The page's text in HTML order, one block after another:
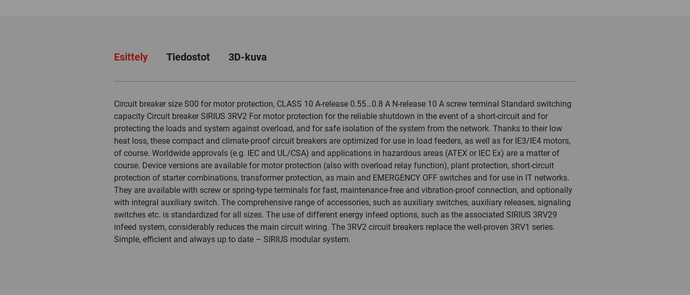
Esittely Tiedostot 3D-kuva
Circuit breaker size S00 for motor protection, CLASS 10 A-release 0.55…0.8 A N-release 10 A screw terminal Standard switching
capacity Circuit breaker SIRIUS 3RV2 For motor protection for the reliable shutdown in the event of a short-circuit and for
protecting the loads and system against overload, and for safe isolation of the system from the network. Thanks to their low
heat loss, these compact and climate-proof circuit breakers are optimized for use in load feeders, as well as for IE3/IE4 motors,
of course. Worldwide approvals (e.g. IEC and UL/CSA) and applications in hazardous areas (ATEX or IEC Ex) are a matter of
course. Device versions are available for motor protection (also with overload relay function), plant protection, short-circuit
protection of starter combinations, transformer protection, as main and EMERGENCY OFF switches and for use in IT networks.
They are available with screw or spring-type terminals for fast, maintenance-free and vibration-proof connection, and optionally
with integral auxiliary switch. The comprehensive range of accessories, such as auxiliary switches, auxiliary releases, signaling
switches etc. is standardized for all sizes. The use of different energy infeed options, such as the associated SIRIUS 3RV29
infeed system, considerably reduces the main circuit wiring. The 3RV2 circuit breakers replace the well-proven 3RV1 series.
Simple, efficient and always up to date – SIRIUS modular system.